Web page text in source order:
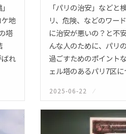
地
塔
れ
「パリの治安」などと
リ、危険、などのワー
に治安が悪いの？と不
んな人のために、パリ
過ごすためのポイント
ェル塔のあるパリ7区に
投
稿
日:
2025-06-22